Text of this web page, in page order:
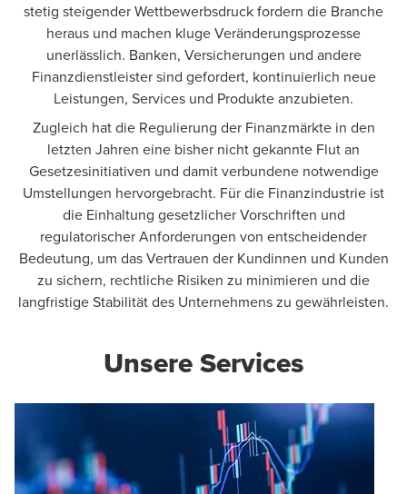
stetig steigender Wettbewerbsdruck fordern die Branche
heraus und machen kluge Veränderungsprozesse
unerlässlich. Banken, Versicherungen und andere
Finanzdienstleister sind gefordert, kontinuierlich neue
Leistungen, Services und Produkte anzubieten.
Zugleich hat die Regulierung der Finanzmärkte in den
letzten Jahren eine bisher nicht gekannte Flut an
Gesetzesinitiativen und damit verbundene notwendige
Umstellungen hervorgebracht. Für die Finanzindustrie ist
die Einhaltung gesetzlicher Vorschriften und
regulatorischer Anforderungen von entscheidender
Bedeutung, um das Vertrauen der Kundinnen und Kunden
zu sichern, rechtliche Risiken zu minimieren und die
langfristige Stabilität des Unternehmens zu gewährleisten.
Unsere Services